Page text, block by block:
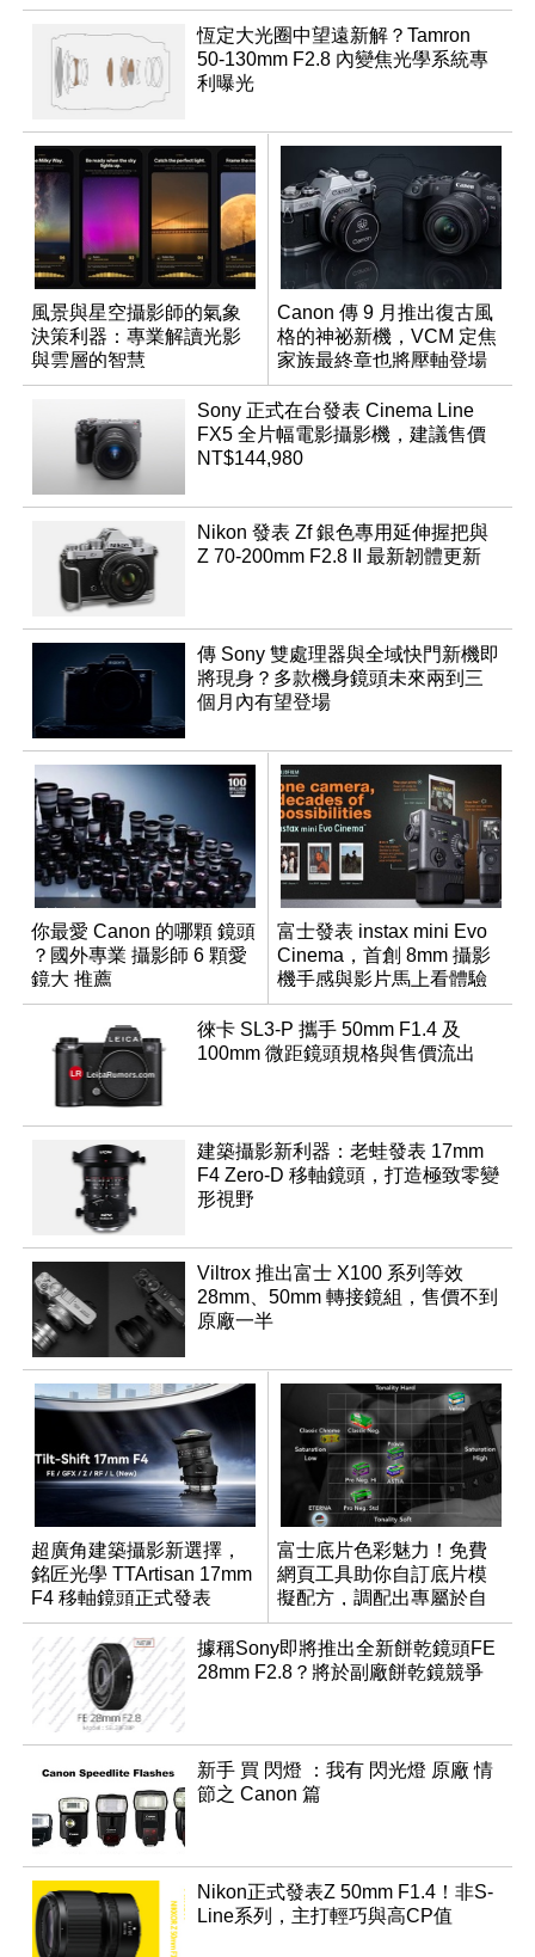
恆定大光圈中望遠新解？Tamron
50-130mm F2.8 內變焦光學系統專
利曝光
風景與星空攝影師的氣象
決策利器：專業解讀光影
與雲層的智慧
App「Atmos」登場
Canon 傳 9 月推出復古風
格的神祕新機，VCM 定焦
家族最終章也將壓軸登場
Sony 正式在台發表 Cinema Line
FX5 全片幅電影攝影機，建議售價
NT$144,980
Nikon 發表 Zf 銀色專用延伸握把與
Z 70-200mm F2.8 II 最新韌體更新
傳 Sony 雙處理器與全域快門新機即
將現身？多款機身鏡頭未來兩到三
個月內有望登場
你最愛 Canon 的哪顆 鏡頭
？國外專業 攝影師 6 顆愛
鏡大 推薦
富士發表 instax mini Evo
Cinema，首創 8mm 攝影
機手感與影片馬上看體驗
徠卡 SL3-P 攜手 50mm F1.4 及
100mm 微距鏡頭規格與售價流出
建築攝影新利器：老蛙發表 17mm
F4 Zero-D 移軸鏡頭，打造極致零變
形視野
Viltrox 推出富士 X100 系列等效
28mm、50mm 轉接鏡組，售價不到
原廠一半
超廣角建築攝影新選擇，
銘匠光學 TTArtisan 17mm
F4 移軸鏡頭正式發表
富士底片色彩魅力！免費
網頁工具助你自訂底片模
擬配方，調配出專屬於自
己的色彩
據稱Sony即將推出全新餅乾鏡頭FE
28mm F2.8？將於副廠餅乾鏡競爭
新手 買 閃燈 ：我有 閃光燈 原廠 情
節之 Canon 篇
Nikon正式發表Z 50mm F1.4！非S-
Line系列，主打輕巧與高CP值